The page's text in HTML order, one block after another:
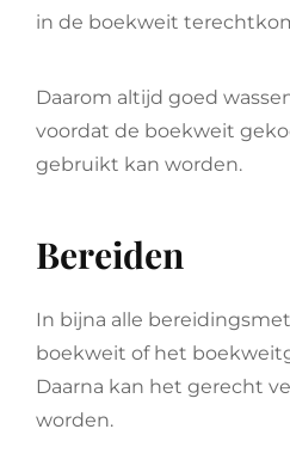
in de boekweit
Daarom altijd goed
voordat de boekweit
gebruikt kan worden.
Bereiden
In bijna alle
boekweit of het
Daarna kan het gerecht
worden.